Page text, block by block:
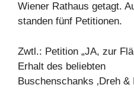
Wiener Rathaus getagt.
standen fünf Petitionen.
Zwtl.: Petition „JA, zur
Erhalt des beliebten
Buschenschanks ‚Dreh &